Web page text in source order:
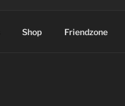
Shop Friendzone